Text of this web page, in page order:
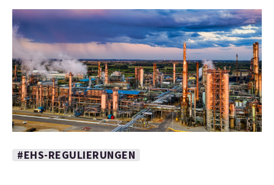
#EHS-REGULIERUNGEN